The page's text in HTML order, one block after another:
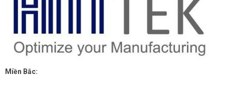
Miền Bắc: